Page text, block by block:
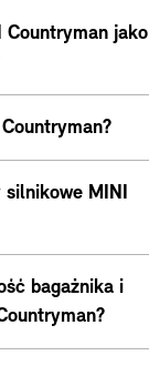
Countryman jako
MINI
bagażnika i